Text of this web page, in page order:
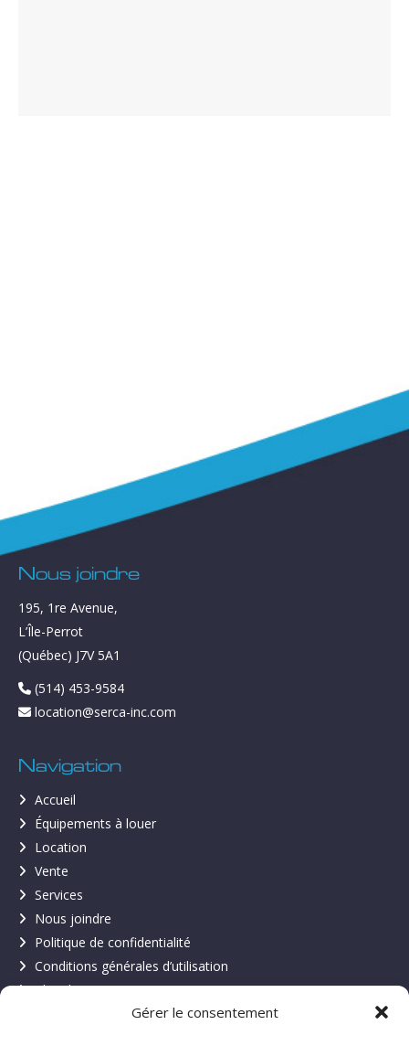
Gérer le consentement
Nous joindre
195, 1re Avenue,
L’Île-Perrot
(Québec) J7V 5A1
(514) 453-9584
location@serca-inc.com
Navigation
Accueil
Équipements à louer
Location
Vente
Services
Nous joindre
Politique de confidentialité
Conditions générales d’utilisation
Plan du site